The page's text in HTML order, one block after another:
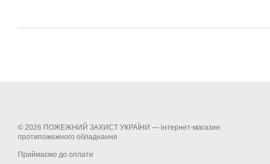
© 2026 ПОЖЕЖНИЙ ЗАХИСТ УКРАЇНИ — інтернет-магазин
протипожежного обладнання
Приймаємо до оплати